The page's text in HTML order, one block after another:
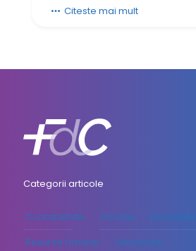
Citeste mai mult
Categorii articole
Contabilitate Finante
Fiscalitate
Resurse Umane
Salarizare